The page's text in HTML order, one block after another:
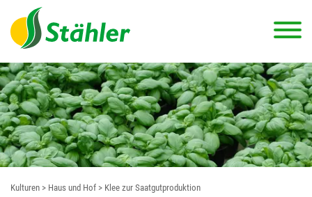
Kulturen > Haus und Hof > Klee zur Saatgutproduktion